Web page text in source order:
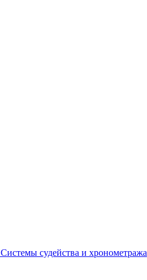
Системы судейства и хронометража